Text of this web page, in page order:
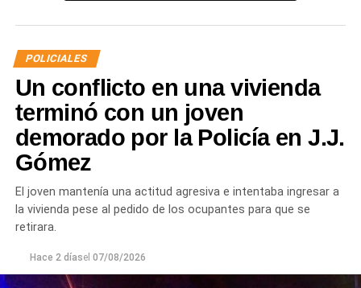
calidad de secuestro y queden a disposición de la
POLICIALES
Un conflicto en una vivienda
terminó con un joven
demorado por la Policía en J.J.
Gómez
El joven mantenía una actitud agresiva e intentaba ingresar a
la vivienda pese al pedido de los ocupantes para que se
retirara.
Hace 2 díasel 07/08/2026